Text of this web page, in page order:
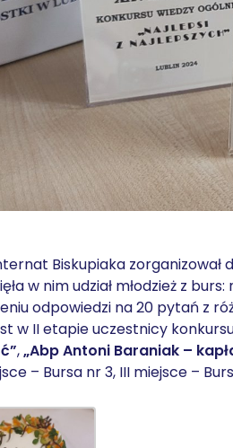
Biskupiaka
w nim udział młodzież z
odpowiedzi na 20 pytań z
w II etapie uczestnicy
,„Abp Antoni Baraniak –
– Bursa nr 3, III miejsce –